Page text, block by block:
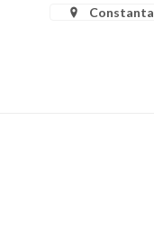
Constanta